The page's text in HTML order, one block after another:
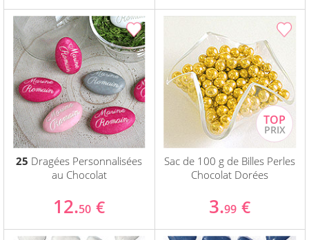
25 Dragées Personnalisées
au Chocolat
12.50 €
Sac de 100 g de Billes Perles
Chocolat Dorées
3.99 €